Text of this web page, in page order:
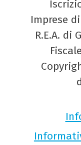
Imprese
R.E.A. di